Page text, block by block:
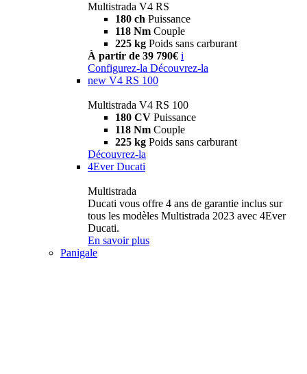
Multistrada V4 RS
180 ch Puissance
118 Nm Couple
225 kg Poids sans carburant
À partir de 39 790€ i
Configurez-la Découvrez-la
new V4 RS 100
Multistrada V4 RS 100
180 CV Puissance
118 Nm Couple
225 kg Poids sans carburant
Découvrez-la
4Ever Ducati
Multistrada
Ducati vous offre 4 ans de garantie inclus sur
tous les modèles Multistrada 2023 avec 4Ever
Ducati.
En savoir plus
Panigale